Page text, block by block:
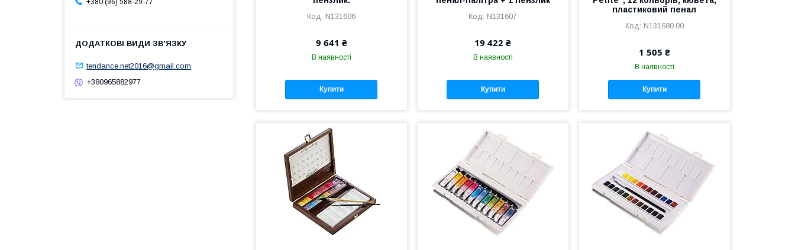
N131606
9 641 ₴
В наявності
Купити
N131607
19 422 ₴
В наявності
Купити
пластиковий пенал
N131680.00
1 505 ₴
В наявності
Купити
+380 (96) 588-29-77
tendance.net2016@gmail.com
+380965882977